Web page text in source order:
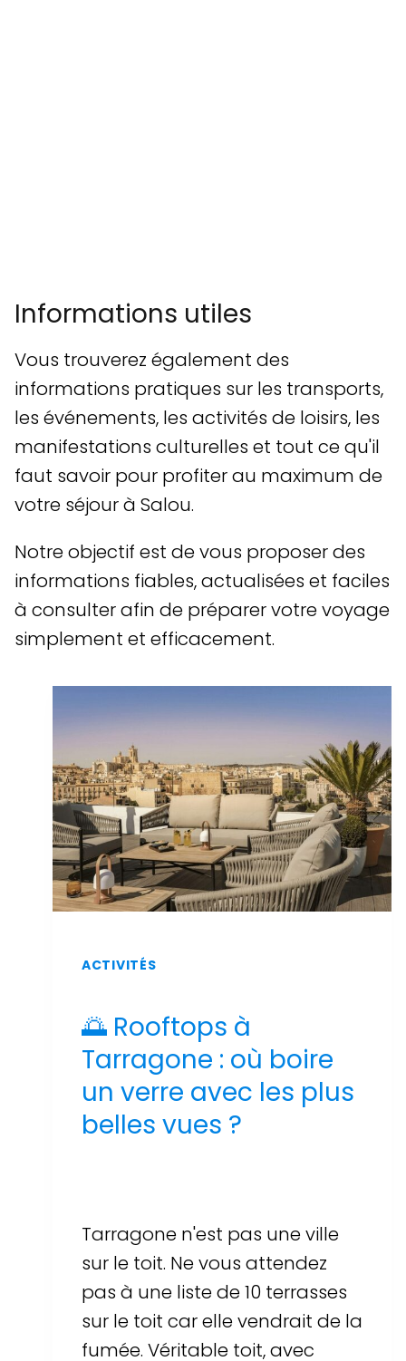
Informations utiles
Vous trouverez également des
informations pratiques sur les transports,
les événements, les activités de loisirs, les
manifestations culturelles et tout ce qu'il
faut savoir pour profiter au maximum de
votre séjour à Salou.
Notre objectif est de vous proposer des
informations fiables, actualisées et faciles
à consulter afin de préparer votre voyage
simplement et efficacement.
ACTIVITÉS
🌅 Rooftops à
Tarragone : où boire
un verre avec les plus
belles vues ?
Tarragone n'est pas une ville
sur le toit. Ne vous attendez
pas à une liste de 10 terrasses
sur le toit car elle vendrait de la
fumée. Véritable toit, avec